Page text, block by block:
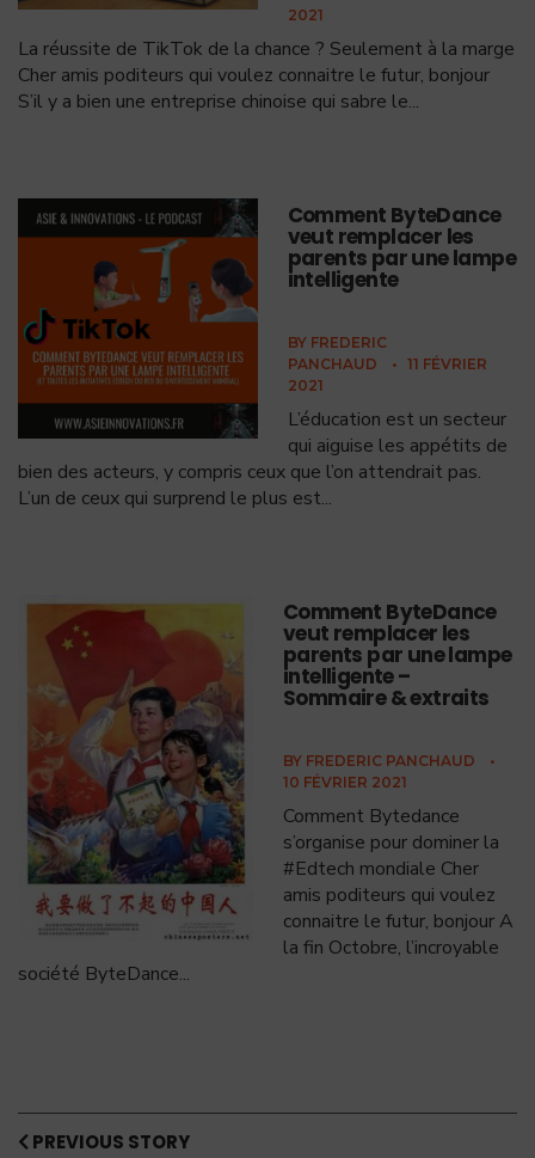
2021
La réussite de TikTok de la chance ? Seulement à la marge
Cher amis poditeurs qui voulez connaitre le futur, bonjour
S’il y a bien une entreprise chinoise qui sabre le...
Comment ByteDance
veut remplacer les
parents par une lampe
intelligente
BY FREDERIC
PANCHAUD
• 11 FÉVRIER
2021
L’éducation est un secteur
qui aiguise les appétits de
bien des acteurs, y compris ceux que l’on attendrait pas.
L’un de ceux qui surprend le plus est...
Comment ByteDance
veut remplacer les
parents par une lampe
intelligente –
Sommaire & extraits
BY FREDERIC PANCHAUD
•
10 FÉVRIER 2021
Comment Bytedance
s’organise pour dominer la
#Edtech mondiale Cher
amis poditeurs qui voulez
connaitre le futur, bonjour A
la fin Octobre, l’incroyable
société ByteDance...
PREVIOUS STORY